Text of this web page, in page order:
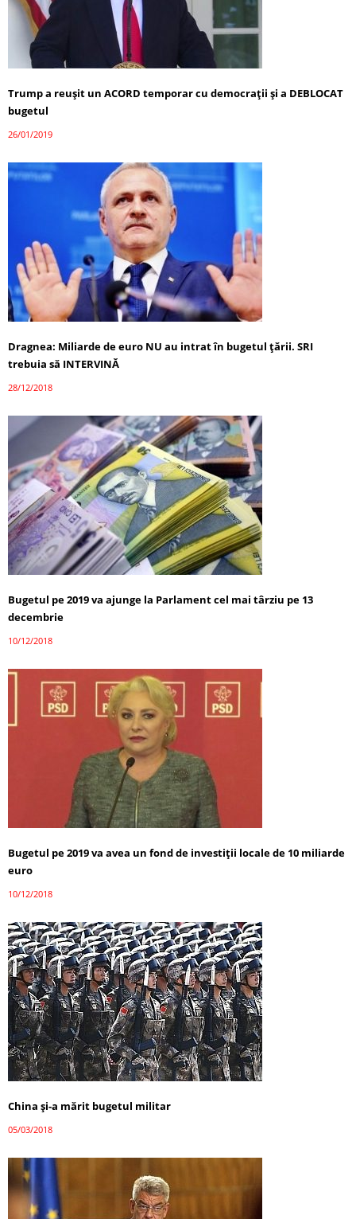
Trump a reușit un ACORD temporar cu democrații și a DEBLOCAT
bugetul
26/01/2019
Dragnea: Miliarde de euro NU au intrat în bugetul ţării. SRI
trebuia să INTERVINĂ
28/12/2018
Bugetul pe 2019 va ajunge la Parlament cel mai târziu pe 13
decembrie
10/12/2018
Bugetul pe 2019 va avea un fond de investiţii locale de 10 miliarde
euro
10/12/2018
China și-a mărit bugetul militar
05/03/2018